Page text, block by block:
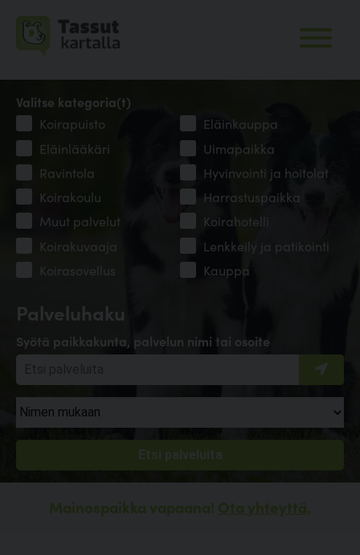
Palveluhaku
Syötä paikkakunta, palvelun nimi tai osoite
Valitse kategoria(t)
Koirapuisto
Eläinkauppa
Eläinlääkäri
Uimapaikka
Ravintola
Hyvinvointi ja hoitolat
Koirakoulu
Harrastuspaikka
Muut palvelut
Koirahotelli
Koirakuvaaja
Lenkkeily ja patikointi
Koirasovellus
Kauppa
Mainospaikka vapaana! Ota yhteyttä.